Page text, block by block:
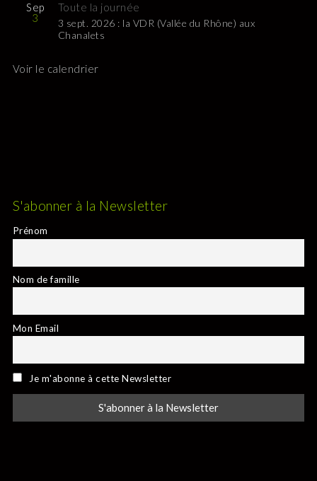
Sep
3
Toute la journée
3 sept. 2026 : la VDR (Vallée du Rhône) aux
Chanalets
Voir le calendrier
S'abonner à la Newsletter
Prénom
Nom de famille
Mon Email
Je m'abonne à cette Newsletter